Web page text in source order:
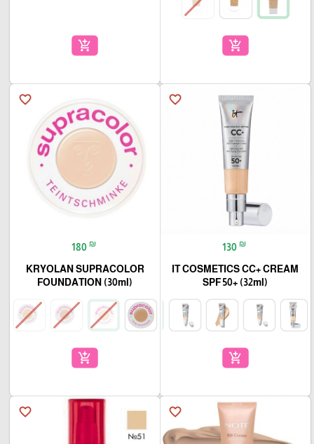
add_shopping_cart
add_shopping_cart
favorite_border
130 ₪
IT COSMETICS CC+ CREAM
SPF 50+ (32ml)
add_shopping_cart
favorite_border
180 ₪
KRYOLAN SUPRACOLOR
FOUNDATION (30ml)
add_shopping_cart
favorite_border
favorite_border